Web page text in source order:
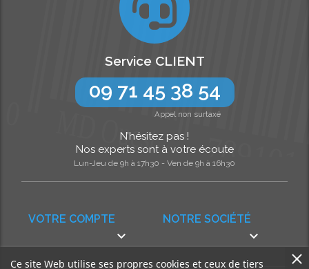
NOTRE SOCIÉTÉ

VOTRE COMPTE

Service CLIENT
09 71 45 38 54
Appel non surtaxé
N’hésitez pas !
Nos experts sont à votre écoute
Lun-Jeu de 9h à 17h30 - Ven de 9h à 16h30
Ce site Web utilise ses propres cookies et ceux de tiers